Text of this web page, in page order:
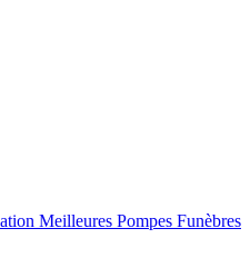
Meilleures Pompes Funèbres